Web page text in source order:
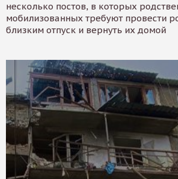
несколько постов, в которых
мобилизованных требуют провести
близким отпуск и вернуть их домой